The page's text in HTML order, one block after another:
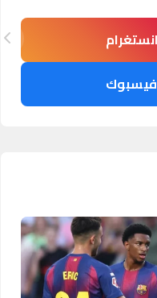
فيسبوك